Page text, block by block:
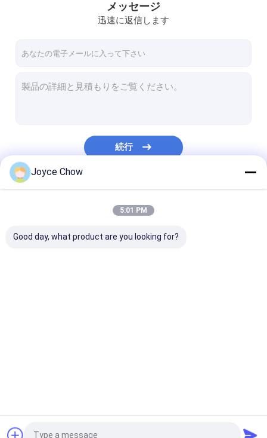
自動車研修会は装置に用具を使う
メッセージ
迅速に返信します
続行
Joyce Chow
5:01 PM
Good day, what product are you looking for?